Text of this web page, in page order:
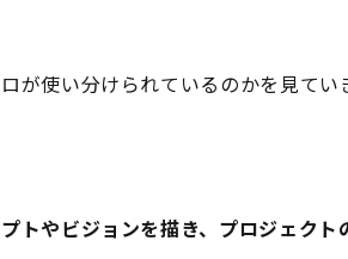
使い分けられているのかを見てい
トやビジョンを描き、プロジェクト